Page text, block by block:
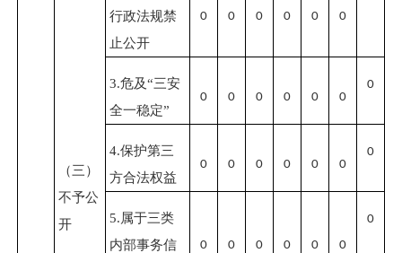
（三）
不予公
开
行政法规禁
止公开
0 0 0 0 0 0
3.危及“三安
全一稳定”
0 0 0 0 0 0
0
4.保护第三
方合法权益
0 0 0 0 0 0
0
5.属于三类
内部事务信
0 0 0 0 0 0
0